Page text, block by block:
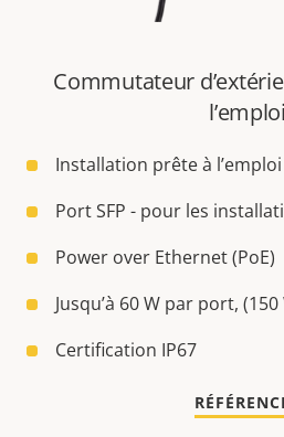
Commutateur
l’emploi
Installation prête à l’emploi
Port SFP - pour les
Power over Ethernet (PoE)
Jusqu’à 60 W par port,
Certification IP67